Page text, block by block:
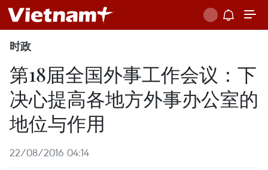
时政
第18届全国外事工作会议：下
决心提高各地方外事办公室的
地位与作用
22/08/2016 04:14